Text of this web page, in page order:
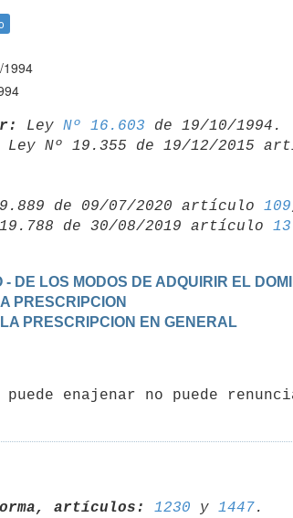
1994
Ley Nº 16.603
Ley Nº 19.355 de 19/12/2015
de 09/07/2020 artículo 109
Nº 19.788 de 30/08/2019 artículo
13
- DE LOS MODOS DE ADQUIRIR EL
PRESCRIPCION
PRESCRIPCION EN GENERAL
artículos: 1230 y 1447